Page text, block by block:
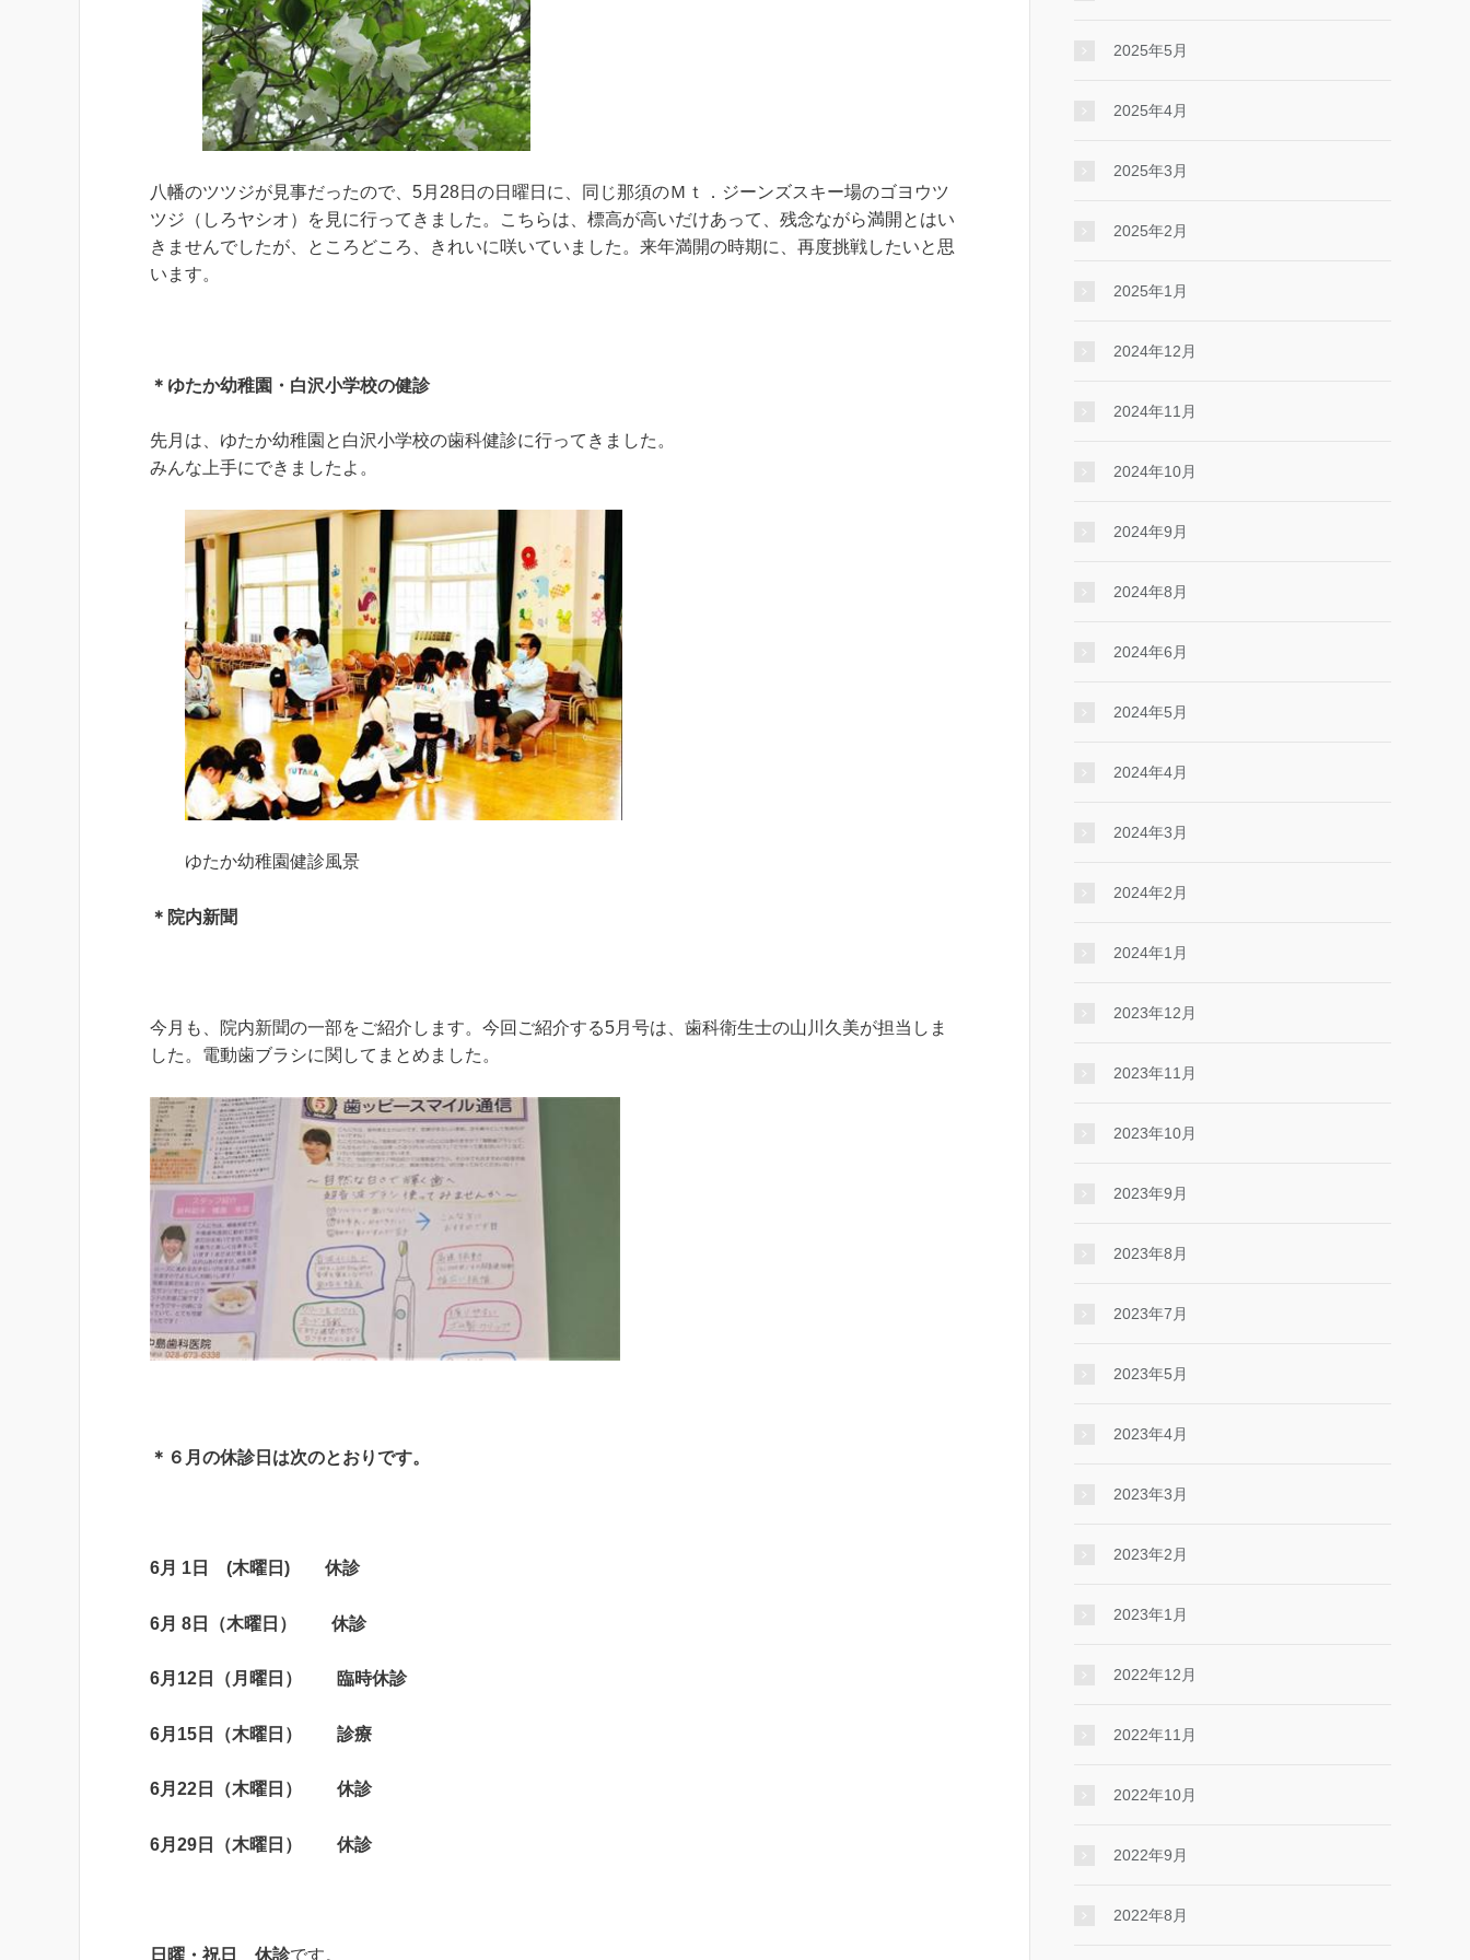
八幡のツツジが見事だったので、5月28日の日曜日に、同じ那須のＭｔ．ジーンズスキー場のゴヨウツ
ツジ（しろヤシオ）を見に行ってきました。こちらは、標高が高いだけあって、残念ながら満開とはい
きませんでしたが、ところどころ、きれいに咲いていました。来年満開の時期に、再度挑戦したいと思
います。
＊ゆたか幼稚園・白沢小学校の健診
先月は、ゆたか幼稚園と白沢小学校の歯科健診に行ってきました。
みんな上手にできましたよ。
ゆたか幼稚園健診風景
＊院内新聞
今月も、院内新聞の一部をご紹介します。今回ご紹介する5月号は、歯科衛生士の山川久美が担当しま
した。電動歯ブラシに関してまとめました。
＊６月の休診日は次のとおりです。
6月 1日 (木曜日) 休診
6月 8日（木曜日） 休診
6月12日（月曜日） 臨時休診
6月15日（木曜日） 診療
6月22日（木曜日） 休診
6月29日（木曜日） 休診
日曜・祝日 休診です。
2025年5月
2025年4月
2025年3月
2025年2月
2025年1月
2024年12月
2024年11月
2024年10月
2024年9月
2024年8月
2024年6月
2024年5月
2024年4月
2024年3月
2024年2月
2024年1月
2023年12月
2023年11月
2023年10月
2023年9月
2023年8月
2023年7月
2023年5月
2023年4月
2023年3月
2023年2月
2023年1月
2022年12月
2022年11月
2022年10月
2022年9月
2022年8月